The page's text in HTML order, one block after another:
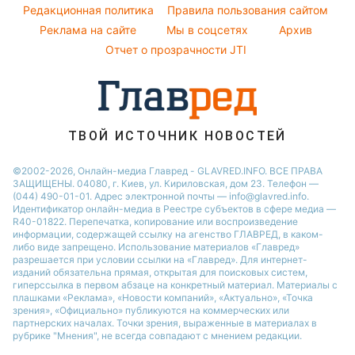
Новости Сум
Новости Черкассы
Модные ошибки
Новости моды
Советы от Андре Тана
Редакционная политика
Правила пользования сайтом
Реклама на сайте
Мы в соцсетях
Архив
Отчет о прозрачности JTI
ТВОЙ ИСТОЧНИК НОВОСТЕЙ
©2002-2026, Онлайн-медиа Главред - GLAVRED.INFO. ВСЕ ПРАВА
ЗАЩИЩЕНЫ. 04080, г. Киев, ул. Кириловская, дом 23. Телефон —
(044) 490-01-01. Адрес электронной почты — info@glavred.info.
Идентификатор онлайн-медиа в Реестре cубъектов в сфере медиа —
R40-01822. Перепечатка, копирование или воспроизведение
информации, содержащей ссылку на агенство ГЛАВРЕД, в каком-
либо виде запрещено. Использование материалов «Главред»
разрешается при условии ссылки на «Главред». Для интернет-
изданий обязательна прямая, открытая для поисковых систем,
гиперссылка в первом абзаце на конкретный материал. Материалы с
плашками «Реклама», «Новости компаний», «Актуально», «Точка
зрения», «Официально» публикуются на коммерческих или
партнерских началах. Точки зрения, выраженные в материалах в
рубрике "Мнения", не всегда совпадают с мнением редакции.